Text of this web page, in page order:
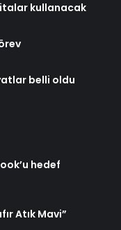
kullanacak
belli oldu
hedef
Atık Mavi”